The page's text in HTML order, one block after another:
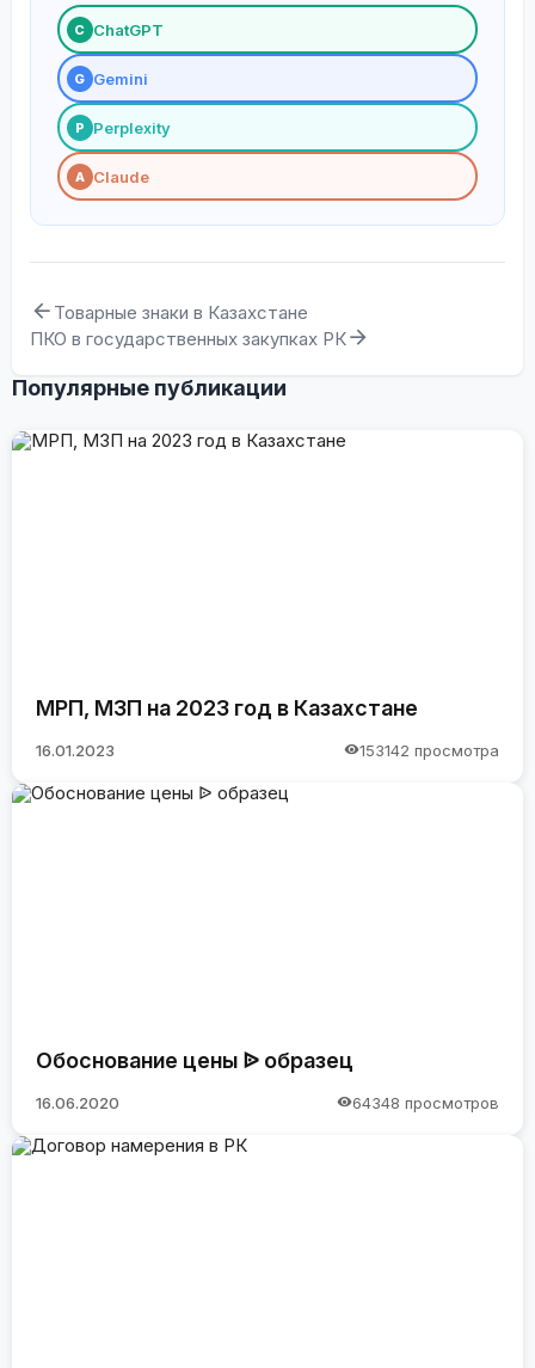
С ChatGPT
G Gemini
P Perplexity
A Claude
Товарные знаки в Казахстане
ПКО в государственных закупках РК
Популярные публикации
МРП, МЗП на 2023 год в Казахстане
16.01.2023 153142 просмотра
Обоснование цены ᐉ образец
16.06.2020 64348 просмотров